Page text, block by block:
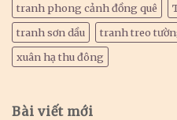
tranh phong cảnh đồng quê
tranh sơn dầu
tranh treo
xuân hạ thu đông
Bài viết mới